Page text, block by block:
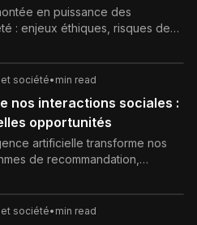
en puissance des
: enjeux éthiques, risques de
société• min read
nos interactions sociales :
opportunités
artificielle transforme nos
de recommandation,
relations humaines de
société• min read